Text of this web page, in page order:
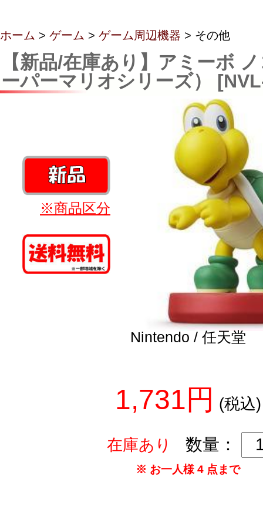
ホーム > ゲーム > ゲーム周辺機器 > その他
【新品/在庫あり】アミーボ
ーパーマリオシリーズ）
※商品区分
Nintendo / 任天堂
1,731円 (税込)
在庫あり 数量：
※ お一人様 4 点まで